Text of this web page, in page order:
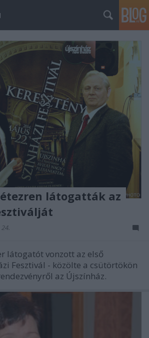
látogatták az
látogatót vonzott az első
Fesztivál - közölte a csütörtökön
az Újszínház.